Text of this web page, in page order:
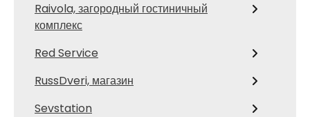
Raivola, загородный гостиничный
комплекс
Red Service
RussDveri, магазин
Sevstation